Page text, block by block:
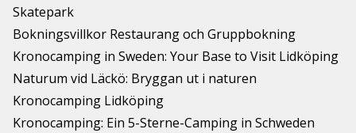
Skatepark
Bokningsvillkor Restaurang och Gruppbokning
Kronocamping in Sweden: Your Base to Visit Lidköping
Naturum vid Läckö: Bryggan ut i naturen
Kronocamping Lidköping
Kronocamping: Ein 5-Sterne-Camping in Schweden